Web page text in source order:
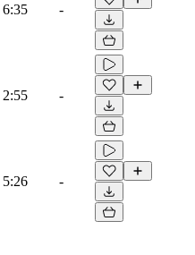
6:35 -
2:55 -
5:26 -